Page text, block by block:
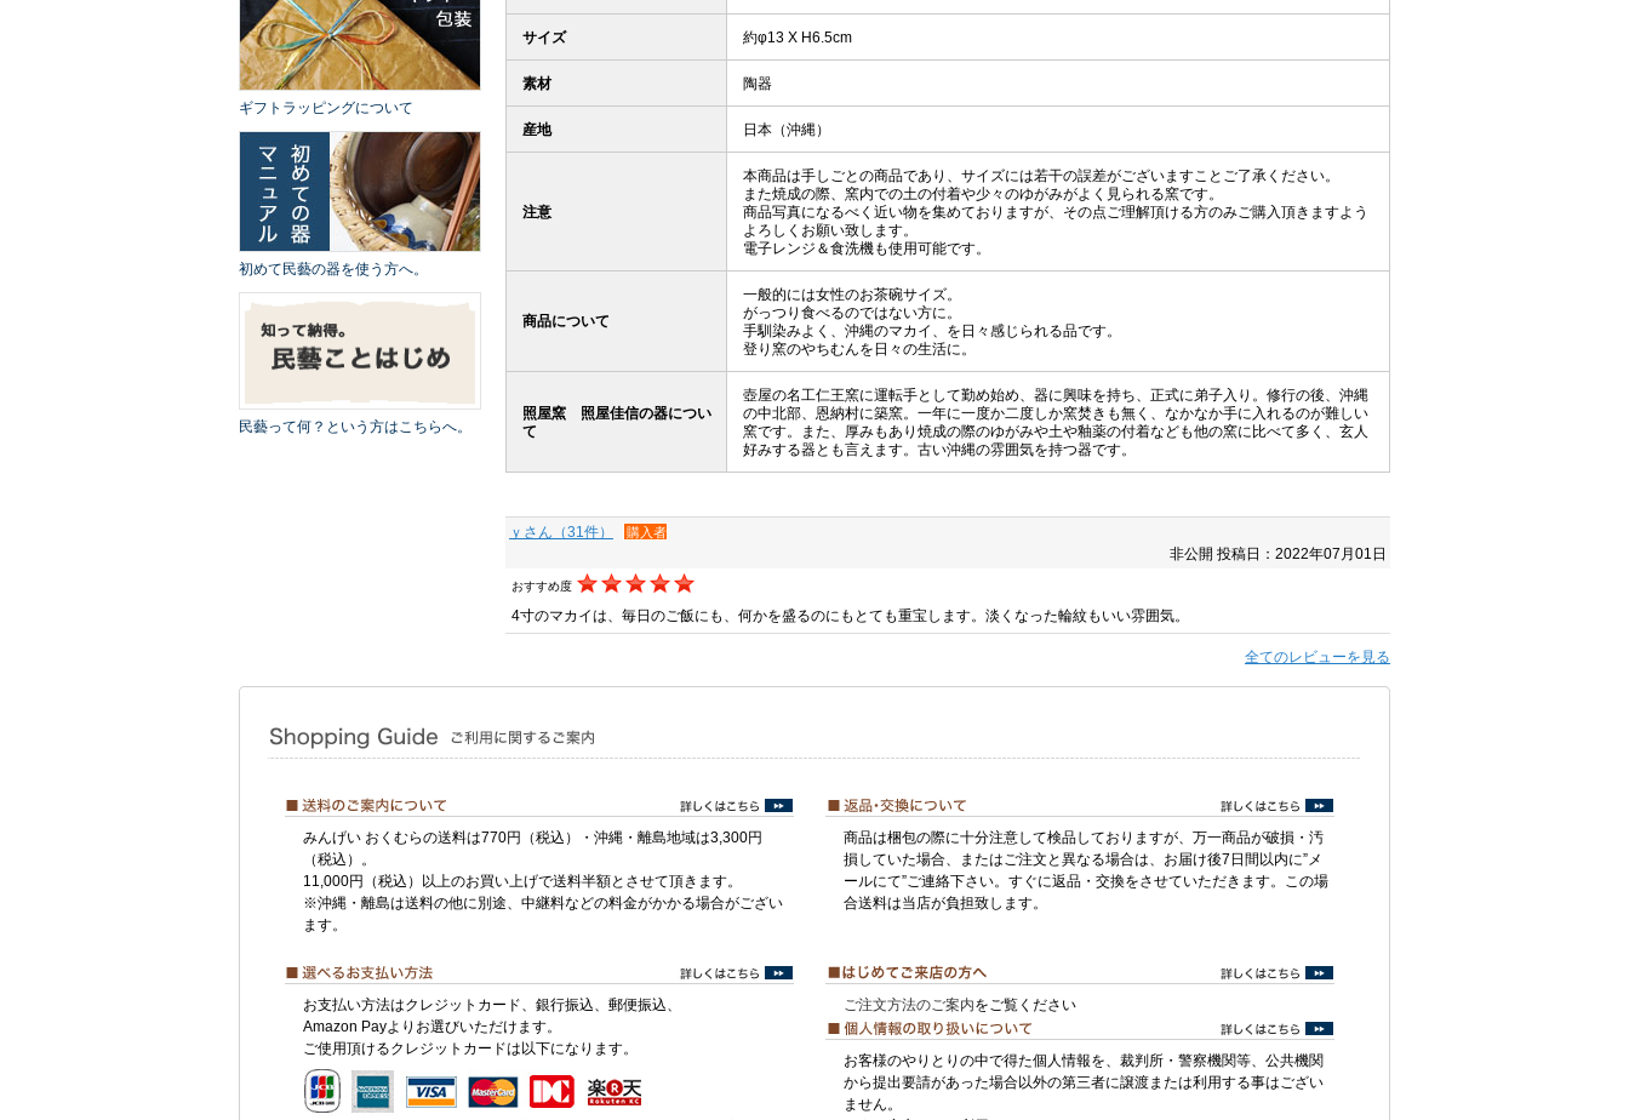
ギフトラッピングについて
初めて民藝の器を使う方へ。
民藝って何？という方はこちらへ。
サイズ 約φ13 X H6.5cm
素材 陶器
産地 日本（沖縄）
注意
本商品は手しごとの商品であり、サイズには若干の誤差がございますことご了承ください。
また焼成の際、窯内での土の付着や少々のゆがみがよく見られる窯です。
商品写真になるべく近い物を集めておりますが、その点ご理解頂ける方のみご購入頂きますよう
よろしくお願い致します。
電子レンジ＆食洗機も使用可能です。
商品について
一般的には女性のお茶碗サイズ。
がっつり食べるのではない方に。
手馴染みよく、沖縄のマカイ、を日々感じられる品です。
登り窯のやちむんを日々の生活に。
照屋窯 照屋佳信の器につい
て
壺屋の名工仁王窯に運転手として勤め始め、器に興味を持ち、正式に弟子入り。修行の後、沖縄
の中北部、恩納村に築窯。一年に一度か二度しか窯焚きも無く、なかなか手に入れるのが難しい
窯です。また、厚みもあり焼成の際のゆがみや土や釉薬の付着なども他の窯に比べて多く、玄人
好みする器とも言えます。古い沖縄の雰囲気を持つ器です。
ｙさん（31件） 購入者
非公開 投稿日：2022年07月01日
おすすめ度
4寸のマカイは、毎日のご飯にも、何かを盛るのにもとても重宝します。淡くなった輪紋もいい雰囲気。
全てのレビューを見る
みんげい おくむらの送料は770円（税込）・沖縄・離島地域は3,300円
（税込）。
11,000円（税込）以上のお買い上げで送料半額とさせて頂きます。
※沖縄・離島は送料の他に別途、中継料などの料金がかかる場合がござい
ます。
商品は梱包の際に十分注意して検品しておりますが、万一商品が破損・汚
損していた場合、またはご注文と異なる場合は、お届け後7日間以内に”メ
ールにて”ご連絡下さい。すぐに返品・交換をさせていただきます。この場
合送料は当店が負担致します。
お支払い方法はクレジットカード、銀行振込、郵便振込、
Amazon Payよりお選びいただけます。
ご使用頂けるクレジットカードは以下になります。
ご注文方法のご案内をご覧ください
お客様のやりとりの中で得た個人情報を、裁判所・警察機関等、公共機関
から提出要請があった場合以外の第三者に譲渡または利用する事はござい
ません。